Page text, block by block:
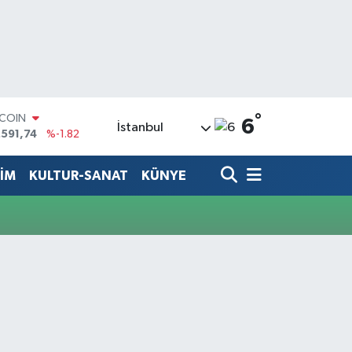
%-1.82
%0.19
İstanbul 6°
KULTUR-SANAT KÜNYE